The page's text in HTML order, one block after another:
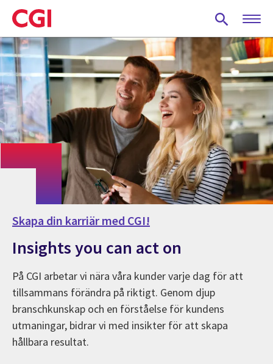
Skip
to
main
content
Skapa din karriär med CGI!
Insights you can act on
På CGI arbetar vi nära våra kunder varje dag för att
tillsammans förändra på riktigt. Genom djup
branschkunskap och en förståelse för kundens
utmaningar, bidrar vi med insikter för att skapa
hållbara resultat.